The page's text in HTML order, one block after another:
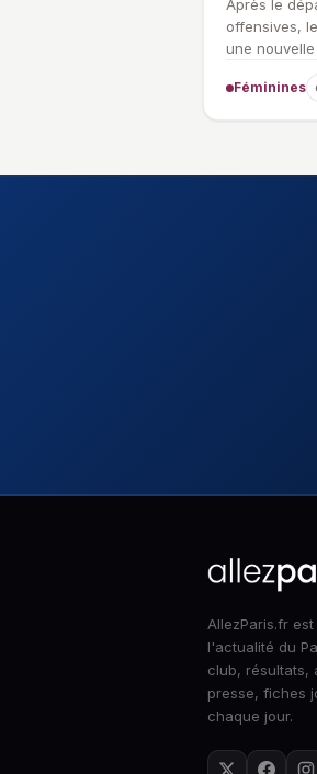
Après le
offensives,
une
Féminines
AllezParis.fr
l'actualité du
club, résultats,
presse, fiches
chaque jour.